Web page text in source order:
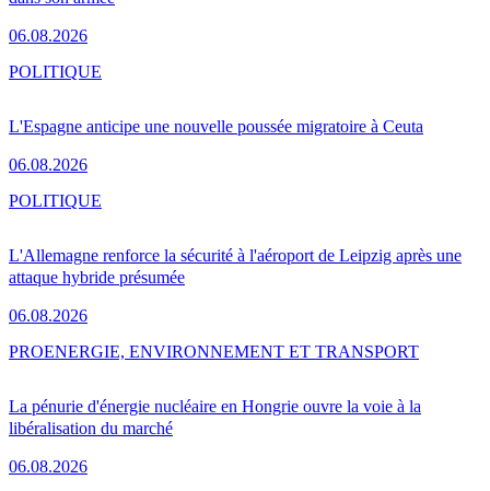
06.08.2026
L'Espagne anticipe une nouvelle poussée migratoire à Ceuta
06.08.2026
POLITIQUE
L'Allemagne renforce la sécurité à l'aéroport de Leipzig après une
attaque hybride présumée
06.08.2026
POLITIQUE
La pénurie d'énergie nucléaire en Hongrie ouvre la voie à la
libéralisation du marché
06.08.2026
PROENERGIE, ENVIRONNEMENT ET TRANSPORT